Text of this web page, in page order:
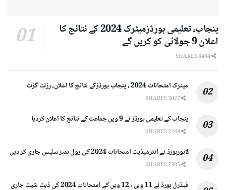
پنجاب، تعلیمی بورڈزمیٹرک 2024 کے نتائج کا
اعلان 9 جولائی کو کریں گے
میٹرک امتحانات 2024 ، پنجاب بورڈزکے نتائج کا اعلان، رزلٹ گزٹ
پنجاب کے تعلیمی بورڈز نے 9 ویں جماعت کے نتائج کا اعلان کردیا
لاہوربورڈ نے انٹرمیڈیٹ امتحانات 2024 کی رول نمبر سلپس جاری کر دیں
فیڈرل بورڈ نے 11 ویں ، 12 ویں کے امتحانات 2024 کی ڈیٹ شیٹ جاری